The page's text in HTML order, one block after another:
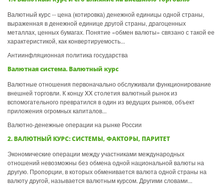
Валютный курс -- цена (котировка) денежной единицы одной страны,
выраженная в денежной единице другой страны, драгоценных
металлах, ценных бумагах. Понятие «обмен валюты» связано с такой ее
характеристикой, как конвертируемость...
Антиинфляционная политика государства
Валютная система. Валютный курс
Валютные отношения первоначально обслуживали функционирование
внешней торговли. К концу XX столетия валютный рынок из
вспомогательного превратился в один из ведущих рынков, объект
приложения огромных капиталов...
Валютно-денежные операции на рынке России
2. ВАЛЮТНЫЙ КУРС: СИСТЕМЫ, ФАКТОРЫ, ПАРИТЕТ
Экономические операции между участниками международных
отношений невозможны без обмена одной национальной валюты на
другую. Пропорции, в которых обменивается валюта одной страны на
валюту другой, называется валютным курсом. Другими словами...